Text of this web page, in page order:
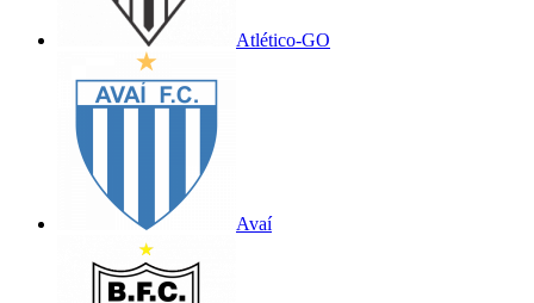
Atlético-GO
Avaí